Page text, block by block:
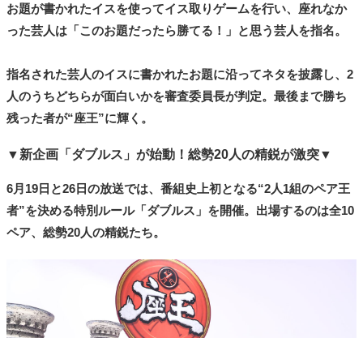
お題が書かれたイスを使ってイス取りゲームを行い、座れなか
った芸人は「このお題だったら勝てる！」と思う芸人を指名。
指名された芸人のイスに書かれたお題に沿ってネタを披露し、2
人のうちどちらが面白いかを審査委員長が判定。最後まで勝ち
残った者が“座王”に輝く。
▼新企画「ダブルス」が始動！総勢20人の精鋭が激突▼
6月19日と26日の放送では、番組史上初となる“2人1組のペア王
者”を決める特別ルール「ダブルス」を開催。出場するのは全10
ペア、総勢20人の精鋭たち。